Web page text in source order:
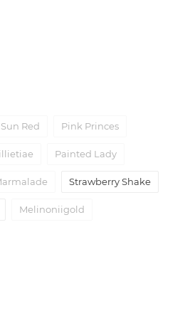
Sun Red Pink Princes
Painted Lady
Strawberry Shake
Melinoniigold